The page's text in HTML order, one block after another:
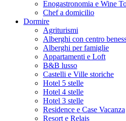
Enogastronomia e Wine
Chef a domicilio
Dormire
Agriturismi
Alberghi con centro
Alberghi per famiglie
Appartamenti e Loft
B&B lusso
Castelli e Ville storiche
Hotel 5 stelle
Hotel 4 stelle
Hotel 3 stelle
Residence e Case Vacanza
Resort e Relais